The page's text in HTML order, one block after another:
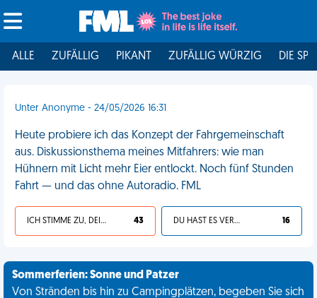
ALLE ZUFÄLLIG PIKANT ZUFÄLLIG WÜRZIG DIE
Unter Anonyme - 24/05/2026 16:31
Heute probiere ich das Konzept der Fahrgemeinschaft
aus. Diskussionsthema meines Mitfahrers: wie man
Hühnern mit Licht mehr Eier entlockt. Noch fünf Stunden
Fahrt — und das ohne Autoradio. FML
ICH STIMME ZU, DEIN LEBEN IST SCHEISSE 43 DU HAST ES VERDIENT 16
Sommerferien: Sonne und Patzer
Von Stränden bis hin zu Campingplätzen, begeben Sie sich